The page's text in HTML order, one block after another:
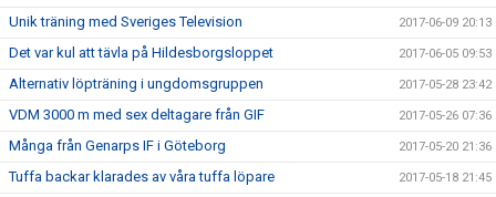
Unik träning med Sveriges Television 2017-06-09 20:13
Det var kul att tävla på Hildesborgsloppet 2017-06-05 09:53
Alternativ löpträning i ungdomsgruppen 2017-05-28 23:42
VDM 3000 m med sex deltagare från GIF 2017-05-26 07:36
Många från Genarps IF i Göteborg 2017-05-20 21:36
Tuffa backar klarades av våra tuffa löpare 2017-05-18 21:45